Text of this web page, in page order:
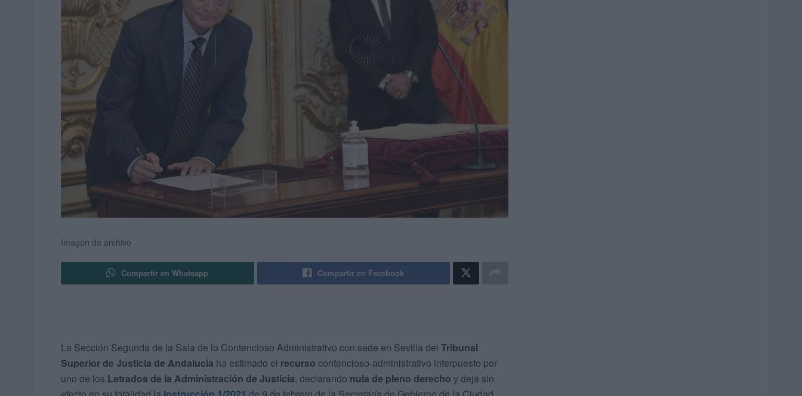
Imagen de archivo
Compartir en Whatsapp Compartir en Facebook
La Sección Segunda de la Sala de lo Contencioso Administrativo con sede en Sevilla del Tribunal
Superior de Justicia de Andalucía ha estimado el recurso contencioso-administrativo interpuesto por
uno de los Letrados de la Administración de Justicia, declarando nula de pleno derecho y deja sin